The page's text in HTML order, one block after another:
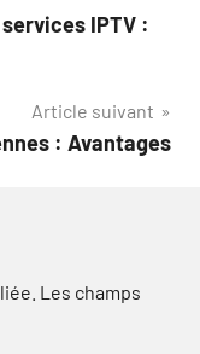
IPTV :
Article suivant
: Avantages
Les champs